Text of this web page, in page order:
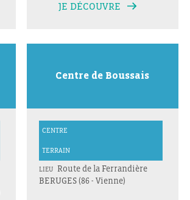
JE DÉCOUVRE
Centre de Boussais
CENTRE
TERRAIN
LIEU
Route de la Ferrandière
BERUGES (86 - Vienne)